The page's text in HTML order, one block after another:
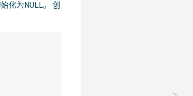
化为NULL。 创